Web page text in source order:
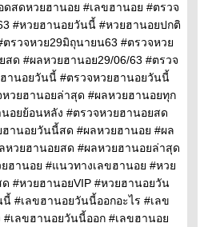
สดหวยฮานอย #เลขฮานอย #ตรวจ
#หวยฮานอยวันนี้ #หวยฮานอยปกติ
ตรวจหวย29มิถุนายน63 #ตรวจหว
ด #ผลหวยฮานอย29/06/63 #ตรวจ
านอยวันนี้ #ตรวจหวยฮานอยวันนี้
วยฮานอยล่าสุด #ผลหวยฮานอยทุก
อยย้อนหลัง #ตรวจหวยฮานอยสด
านอยวันนี้สด #ผลหวยฮานอย #ผล
วยฮานอยสด #ผลหวยฮานอยล่าสุด
ยฮานอย #แนวทางเลขฮานอย #หว
#หวยฮานอยVIP #หวยฮานอยวัน
#เลขฮานอยวันนี้ออกอะไร #เลข
#เลขฮานอยวันนี้ออก #เลขฮานอ